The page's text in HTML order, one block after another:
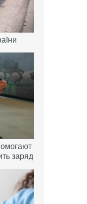
заряд